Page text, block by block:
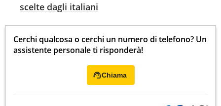
scelte dagli italiani
Cerchi qualcosa o cerchi un numero di telefono? Un
assistente personale ti risponderà!
Chiama